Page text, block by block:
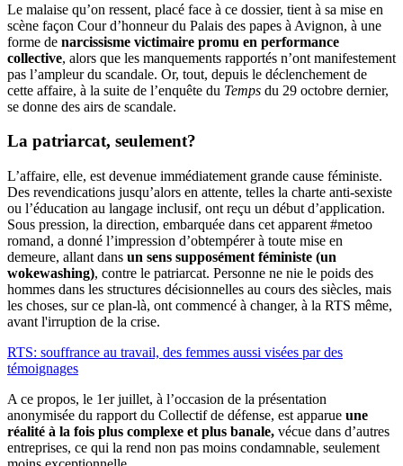
Le malaise qu’on ressent, placé face à ce dossier, tient à sa mise en
scène façon Cour d’honneur du Palais des papes à Avignon, à une
forme de narcissisme victimaire promu en performance
collective, alors que les manquements rapportés n’ont manifestement
pas l’ampleur du scandale. Or, tout, depuis le déclenchement de
cette affaire, à la suite de l’enquête du Temps du 29 octobre dernier,
se donne des airs de scandale.
La patriarcat, seulement?
L’affaire, elle, est devenue immédiatement grande cause féministe.
Des revendications jusqu’alors en attente, telles la charte anti-sexiste
ou l’éducation au langage inclusif, ont reçu un début d’application.
Sous pression, la direction, embarquée dans cet apparent #metoo
romand, a donné l’impression d’obtempérer à toute mise en
demeure, allant dans un sens supposément féministe (un
wokewashing), contre le patriarcat. Personne ne nie le poids des
hommes dans les structures décisionnelles au cours des siècles, mais
les choses, sur ce plan-là, ont commencé à changer, à la RTS même,
avant l'irruption de la crise.
RTS: souffrance au travail, des femmes aussi visées par des
témoignages
A ce propos, le 1er juillet, à l’occasion de la présentation
anonymisée du rapport du Collectif de défense, est apparue une
réalité à la fois plus complexe et plus banale, vécue dans d’autres
entreprises, ce qui la rend non pas moins condamnable, seulement